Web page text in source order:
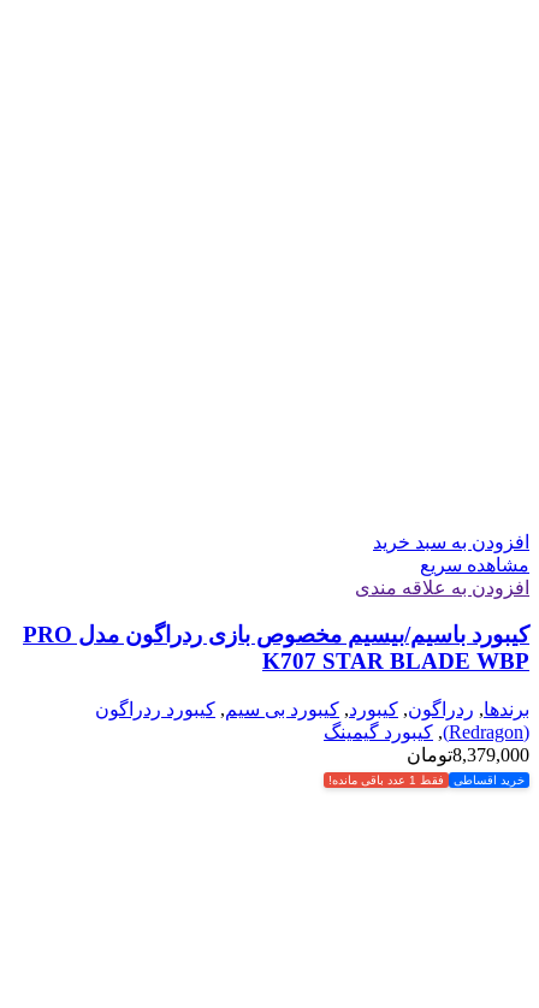
افزودن به سبد خرید
مشاهده سریع
افزودن به علاقه مندی
کیبورد باسیم/بیسیم مخصوص بازی ردراگون مدل PRO
K707 STAR BLADE WBP
برندها, ردراگون, کیبورد, کیبورد بی سیم, کیبورد ردراگون
(Redragon)
, کیبورد گیمینگ
8,379,000تومان
خرید اقساطی فقط 1 عدد باقی مانده!